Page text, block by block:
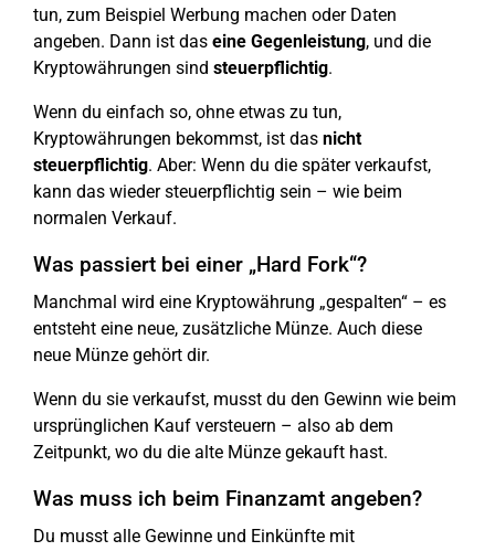
tun, zum Beispiel Werbung machen oder Daten
angeben. Dann ist das eine Gegenleistung, und die
Kryptowährungen sind steuerpflichtig.
Wenn du einfach so, ohne etwas zu tun,
Kryptowährungen bekommst, ist das nicht
steuerpflichtig. Aber: Wenn du die später verkaufst,
kann das wieder steuerpflichtig sein – wie beim
normalen Verkauf.
Was passiert bei einer „Hard Fork“?
Manchmal wird eine Kryptowährung „gespalten“ – es
entsteht eine neue, zusätzliche Münze. Auch diese
neue Münze gehört dir.
Wenn du sie verkaufst, musst du den Gewinn wie beim
ursprünglichen Kauf versteuern – also ab dem
Zeitpunkt, wo du die alte Münze gekauft hast.
Was muss ich beim Finanzamt angeben?
Du musst alle Gewinne und Einkünfte mit